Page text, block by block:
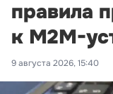
правила
к M2M-
9 августа 2026, 15:40